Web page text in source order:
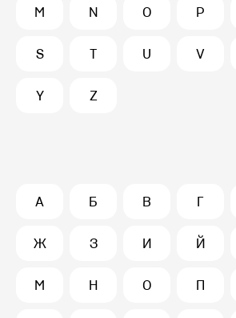
M N O P
S T U V
Y Z
А Б В Г
Ж З И Й
М Н О П